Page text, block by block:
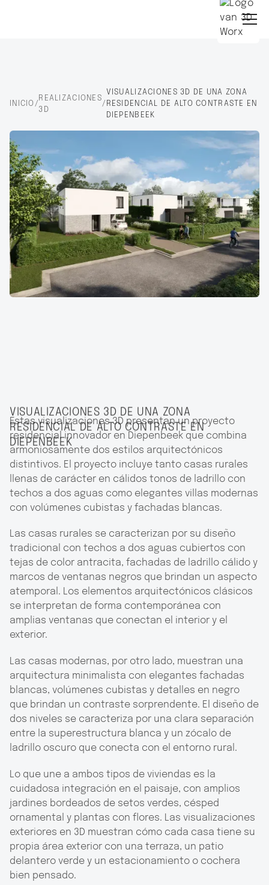
INICIO /
REALIZACIONES
3D
/
VISUALIZACIONES 3D DE UNA ZONA
RESIDENCIAL DE ALTO CONTRASTE EN
DIEPENBEEK
VISUALIZACIONES 3D DE UNA ZONA
RESIDENCIAL DE ALTO CONTRASTE EN
DIEPENBEEK
Estas visualizaciones 3D presentan un proyecto
residencial innovador en Diepenbeek que combina
armoniosamente dos estilos arquitectónicos
distintivos. El proyecto incluye tanto casas rurales
llenas de carácter en cálidos tonos de ladrillo con
techos a dos aguas como elegantes villas modernas
con volúmenes cubistas y fachadas blancas.
Las casas rurales se caracterizan por su diseño
tradicional con techos a dos aguas cubiertos con
tejas de color antracita, fachadas de ladrillo cálido y
marcos de ventanas negros que brindan un aspecto
atemporal. Los elementos arquitectónicos clásicos
se interpretan de forma contemporánea con
amplias ventanas que conectan el interior y el
exterior.
Las casas modernas, por otro lado, muestran una
arquitectura minimalista con elegantes fachadas
blancas, volúmenes cubistas y detalles en negro
que brindan un contraste sorprendente. El diseño de
dos niveles se caracteriza por una clara separación
entre la superestructura blanca y un zócalo de
ladrillo oscuro que conecta con el entorno rural.
Lo que une a ambos tipos de viviendas es la
cuidadosa integración en el paisaje, con amplios
jardines bordeados de setos verdes, césped
ornamental y plantas con flores. Las visualizaciones
exteriores en 3D muestran cómo cada casa tiene su
propia área exterior con una terraza, un patio
delantero verde y un estacionamiento o cochera
bien pensado.